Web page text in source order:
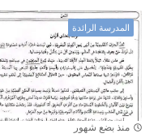
المدرسة الرائدة
منذ بضع شهور